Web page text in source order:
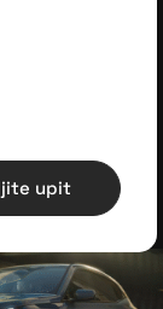
upit